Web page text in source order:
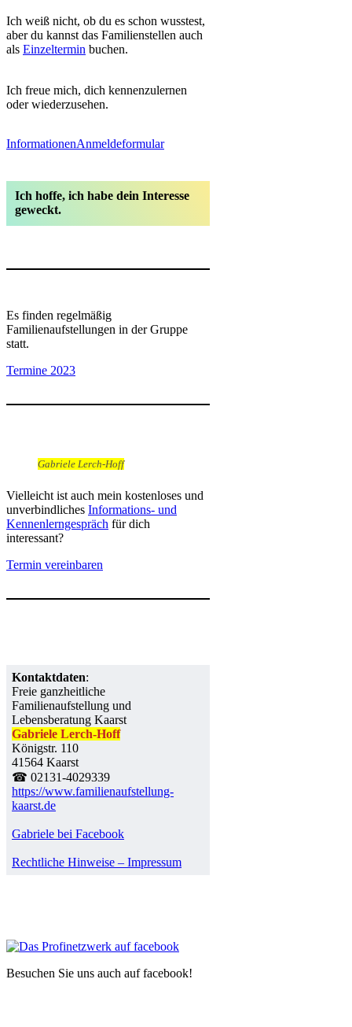
Ich weiß nicht, ob du es schon wusstest,
aber du kannst das Familienstellen auch
als Einzeltermin buchen.
Ich freue mich, dich kennenzulernen
oder wiederzusehen.
InformationenAnmeldeformular
Ich hoffe, ich habe dein Interesse
geweckt.
Es finden regelmäßig
Familienaufstellungen in der Gruppe
statt.
Termine 2023
Gabriele Lerch-Hoff
Vielleicht ist auch mein kostenloses und
unverbindliches Informations- und
Kennenlerngespräch für dich
interessant?
Termin vereinbaren
Kontaktdaten:
Freie ganzheitliche
Familienaufstellung und
Lebensberatung Kaarst
Gabriele Lerch-Hoff
Königstr. 110
41564 Kaarst
☎ 02131-4029339
https://www.familienaufstellung-
kaarst.de
Gabriele bei Facebook
Rechtliche Hinweise – Impressum
Besuchen Sie uns auch auf facebook!